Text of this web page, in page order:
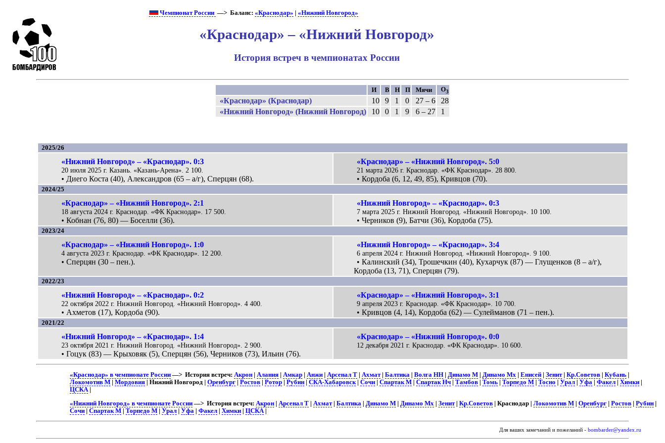
Чемпионат России —> Баланс: «Краснодар» «Нижний Новгород»
«Краснодар» – «Нижний Новгород»
История встреч в чемпионатах России
И В Н П Мячи О3
«Краснодар» (Краснодар) 10 9 1 0 27 – 6
28
«Нижний Новгород» (Нижний Новгород)
10 0 1 9 6 – 27 1
2025/26
«Нижний Новгород» – «Краснодар». 0:3
20 июля 2025 г. Казань. «Казань-Арена». 2 100.
• Диего Коста (40), Александров (65 – а/г), Сперцян (68).
«Краснодар» – «Нижний Новгород». 5:0
21 марта 2026 г. Краснодар. «ФК Краснодар». 28 800.
• Кордоба (6, 12, 49, 85), Кривцов (70).
2024/25
«Краснодар» – «Нижний Новгород». 2:1
18 августа 2024 г. Краснодар. «ФК Краснодар». 17 500.
• Кобнан (76, 80) — Боселли (36).
«Нижний Новгород» – «Краснодар». 0:3
7 марта 2025 г. Нижний Новгород. «Нижний Новгород». 10 100.
• Черников (9), Батчи (36), Кордоба (75).
2023/24
«Краснодар» – «Нижний Новгород». 1:0
4 августа 2023 г. Краснодар. «ФК Краснодар». 12 200.
• Сперцян (30 – пен.).
«Нижний Новгород» – «Краснодар». 3:4
6 апреля 2024 г. Нижний Новгород. «Нижний Новгород». 9 100.
• Калинский (34), Трошечкин (40), Кухарчук (87) — Глущенков (8 – а/г),
Кордоба (13, 71), Сперцян (79).
2022/23
«Нижний Новгород» – «Краснодар». 0:2
22 октября 2022 г. Нижний Новгород. «Нижний Новгород». 4 400.
• Ахметов (17), Кордоба (90).
«Краснодар» – «Нижний Новгород». 3:1
9 апреля 2023 г. Краснодар. «ФК Краснодар». 10 700.
• Кривцов (4, 14), Кордоба (62) — Сулейманов (71 – пен.).
2021/22
«Нижний Новгород» – «Краснодар». 1:4
23 октября 2021 г. Нижний Новгород. «Нижний Новгород». 2 900.
• Гоцук (83) — Крыховяк (5), Сперцян (56), Черников (73), Ильин (76).
«Краснодар» – «Нижний Новгород». 0:0
12 декабря 2021 г. Краснодар. «ФК Краснодар». 10 600.
«Краснодар» в чемпионате России—> История встреч: Акрон| Алания| Амкар| Анжи| Арсенал Т| Ахмат| Балтика | Волга НН| Динамо М| Динамо Мх | Енисей| Зенит| Кр.Советов| Кубань|
Локомотив М| Мордовия| Нижний Новгород | Оренбург| Ростов| Ротор| Рубин| СКА-Хабаровск| Сочи| Спартак М| Спартак Нч| Тамбов| Томь| Торпедо М| Тосно | Урал| Уфа | Факел| Химки|
ЦСКА|
«Нижний Новгород» в чемпионате России—> История встреч: Акрон| Арсенал Т| Ахмат| Балтика | Динамо М| Динамо Мх | Зенит| Кр.Советов| Краснодар | Локомотив М| Оренбург| Ростов| Рубин|
Сочи| Спартак М| Торпедо М| Урал| Уфа | Факел| Химки| ЦСКА|
Для ваших замечаний и пожеланий - bombarder@yandex.ru